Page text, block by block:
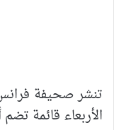
تنشر صحيفة
الأربعاء قائمة تضم أفضل 30 فريقا